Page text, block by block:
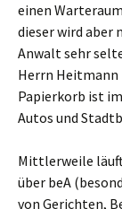
einen
dieser wird aber
Anwalt sehr
Herrn Heitmann
Papierkorb ist
Autos und
Mittlerweile
über beA
von Gerichten,